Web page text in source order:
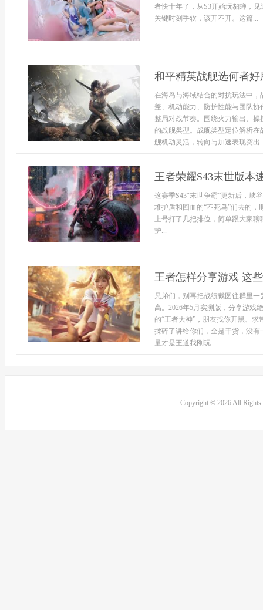
者快十年了，从S3开始玩貂蝉，
关键时刻手软，该开不开。这篇...
和平精英战舰选何者好
在海岛与海域结合的对抗玩法中
盖、机动能力、防护性能与团队
整局对战节奏。围绕火力输出、
的战舰类型。战舰类型定位解析
舰机动灵活，转向与加速表现突出
王者荣耀S43末世版本
这赛季S43“末世争霸”更新后，峡
堆护盾和回血的“不死鸟”们去的
上号打了几把排位，简单跟大家
护...
王者怎样分享游戏 这
兄弟们，别再把战绩截图往群里
高。2026年5月实测版，分享游戏
的“王者大神”，朋友找你开黑、
揉碎了讲给你们，全是干货，没
量才是王道我刚玩...
Copyright © 2026 All